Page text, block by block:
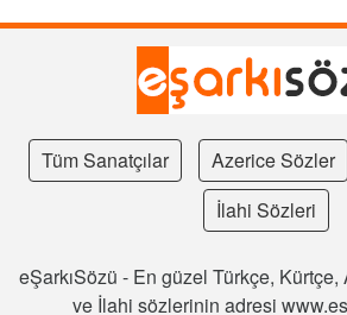
Tüm Sanatçılar Azerice Sözler
İlahi Sözleri
eŞarkıSözü - En güzel Türkçe, Kürtçe,
ve İlahi sözlerinin adresi